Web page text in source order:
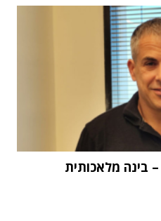
"העתיד הוא Physical AI – בינה מלאכותית